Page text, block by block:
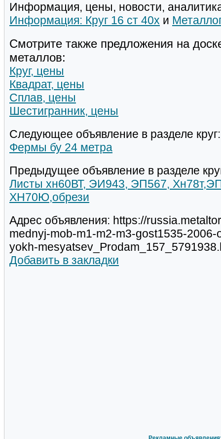
Информация, цены, новости,
Информация: Круг 16 ст 40х и
Смотрите также предложения на
металлов:
Круг, цены
Квадрат, цены
Сплав, цены
Шестигранник, цены
Следующее объявление в разделе круг:
Фермы бу 24 метра
Предыдущее объявление в разделе
Листы хн60ВТ, ЭИ943, ЭП567,
ХН70Ю,обрези
Адрес объявления: https://
mednyj-mob-m1-m2-m3-gost1535-
yokh-
Добавить в закладки